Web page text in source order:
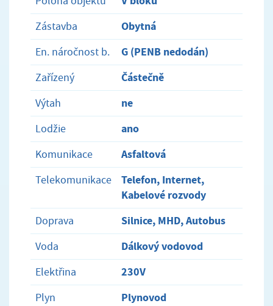
Zástavba Obytná
En. náročnost b. G (PENB nedodán)
Zařízený Částečně
Výtah ne
Lodžie ano
Komunikace Asfaltová
Telekomunikace
Telefon, Internet,
Kabelové rozvody
Doprava Silnice, MHD, Autobus
Voda Dálkový vodovod
Elektřina 230V
Plyn Plynovod